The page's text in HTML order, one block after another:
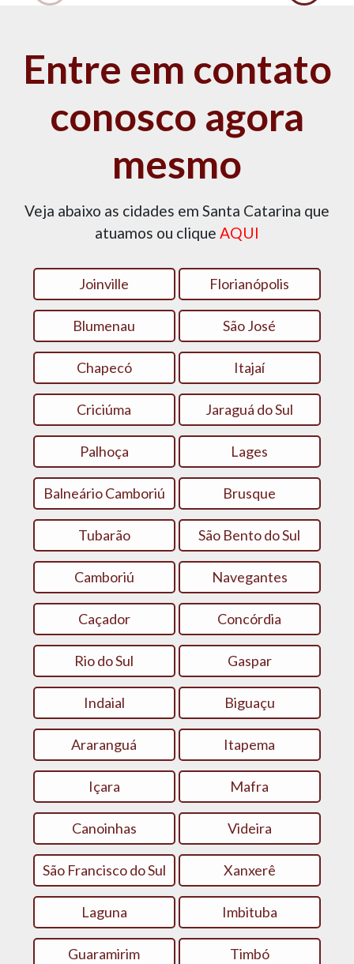
Entre em contato
conosco agora
mesmo
Veja abaixo as cidades em Santa Catarina que
atuamos ou clique AQUI
Joinville Florianópolis
Blumenau São José
Chapecó Itajaí
Criciúma Jaraguá do Sul
Palhoça Lages
Balneário Camboriú Brusque
Tubarão São Bento do Sul
Camboriú Navegantes
Caçador Concórdia
Rio do Sul Gaspar
Indaial Biguaçu
Araranguá Itapema
Içara Mafra
Canoinhas Videira
São Francisco do Sul Xanxerê
Laguna Imbituba
Guaramirim Timbó